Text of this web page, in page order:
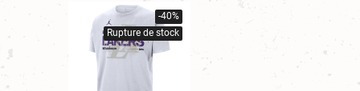
-40%
Rupture de stock